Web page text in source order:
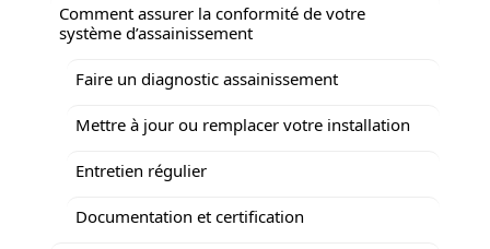
Comment assurer la conformité de votre
système d’assainissement
Faire un diagnostic assainissement
Mettre à jour ou remplacer votre installation
Entretien régulier
Documentation et certification